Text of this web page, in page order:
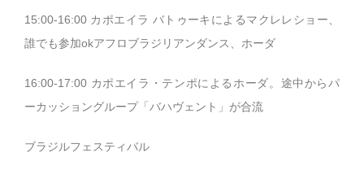
15:00-16:00 カポエイラ バトゥーキによるマクレレショー、
誰でも参加okアフロブラジリアンダンス、ホーダ
16:00-17:00 カポエイラ・テンポによるホーダ。途中からパ
ーカッショングループ「バハヴェント」が合流
ブラジルフェスティバル